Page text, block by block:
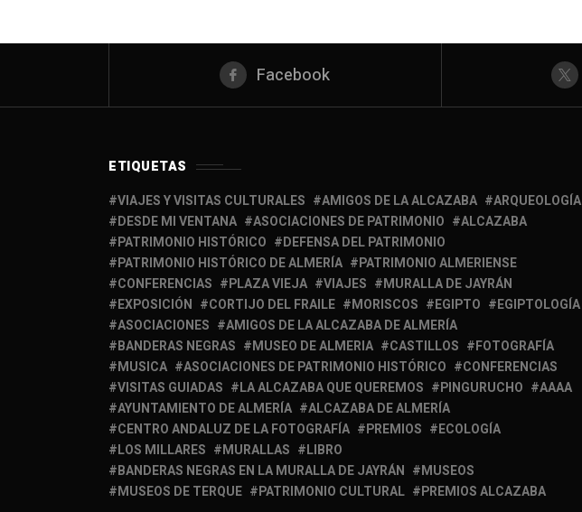
Facebook
ETIQUETAS
VIAJES Y VISITAS CULTURALES
AMIGOS DE LA ALCAZABA
ARQUEOLOGÍA
DESDE MI VENTANA
ASOCIACIONES DE PATRIMONIO
ALCAZABA
PATRIMONIO HISTÓRICO
DEFENSA DEL PATRIMONIO
PATRIMONIO HISTÓRICO DE ALMERÍA
PATRIMONIO ALMERIENSE
CONFERENCIAS
PLAZA VIEJA VIAJES
MURALLA DE JAYRÁN
EXPOSICIÓN
CORTIJO DEL FRAILE MORISCOS EGIPTO
EGIPTOLOGÍA
ASOCIACIONES
AMIGOS DE LA ALCAZABA DE ALMERÍA
BANDERAS NEGRAS
MUSEO DE ALMERIA CASTILLOS
FOTOGRAFÍA
MUSICA
ASOCIACIONES DE PATRIMONIO HISTÓRICO
CONFERENCIAS
VISITAS GUIADAS
LA ALCAZABA QUE QUEREMOS PINGURUCHO
AAAA
AYUNTAMIENTO DE ALMERÍA
ALCAZABA DE ALMERÍA
CENTRO ANDALUZ DE LA FOTOGRAFÍA
PREMIOS
ECOLOGÍA
LOS MILLARES
MURALLAS
LIBRO
BANDERAS NEGRAS EN LA MURALLA DE JAYRÁN
MUSEOS
MUSEOS DE TERQUE
PATRIMONIO CULTURAL PREMIOS ALCAZABA